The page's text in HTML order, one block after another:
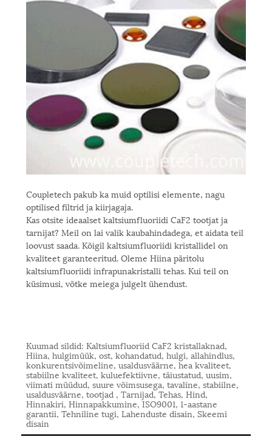
Coupletech pakub ka muid optilisi elemente, nagu
optilised filtrid ja kiirjagaja.
Kas otsite ideaalset kaltsiumfluoriidi CaF2 tootjat ja
tarnijat? Meil on lai valik kaubahindadega, et aidata teil
loovust saada. Kõigil kaltsiumfluoriidi kristallidel on
kvaliteet garanteeritud. Oleme Hiina päritolu
kaltsiumfluoriidi infrapunakristalli tehas. Kui teil on
küsimusi, võtke meiega julgelt ühendust.
Kuumad sildid: Kaltsiumfluoriid CaF2 kristallaknad,
Hiina, hulgimüük, ost, kohandatud, hulgi, allahindlus,
konkurentsivõimeline, usaldusväärne, hea kvaliteet,
stabiilne kvaliteet, kuluefektiivne, täiustatud, uusim,
viimati müüdud, suure võimsusega, tavaline, stabiilne,
usaldusväärne, tootjad , Tarnijad, Tehas, Hind,
Hinnakiri, Hinnapakkumine, ISO9001, 1-aastane
garantii, Tehniline tugi, Lahenduste disain, Skeemi
disain